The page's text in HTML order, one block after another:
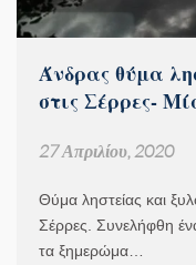
Άνδρας θύμα
στις Σέρρες-
27 Απριλίου, 2020
Θύμα ληστείας και
Σέρρες. Συνελήφθη
τα ξημερώμα…